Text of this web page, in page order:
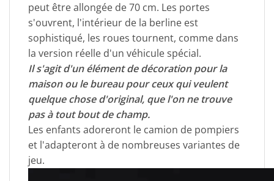
peut être allongée de 70 cm. Les portes
s'ouvrent, l'intérieur de la berline est
sophistiqué, les roues tournent, comme dans
la version réelle d'un véhicule spécial.
Il s'agit d'un élément de décoration pour la
maison ou le bureau pour ceux qui veulent
quelque chose d'original, que l'on ne trouve
pas à tout bout de champ.
Les enfants adoreront le camion de pompiers
et l'adapteront à de nombreuses variantes de
jeu.